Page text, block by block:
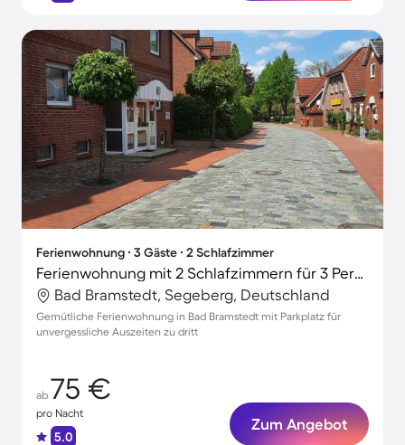
Ferienwohnung ∙ 3 Gäste ∙ 2 Schlafzimmer
Ferienwohnung mit 2 Schlafzimmern für 3 Personen
Bad Bramstedt, Segeberg, Deutschland
Gemütliche Ferienwohnung in Bad Bramstedt mit Parkplatz für
unvergessliche Auszeiten zu dritt
ab 75 €
pro Nacht
5.0
Zum Angebot